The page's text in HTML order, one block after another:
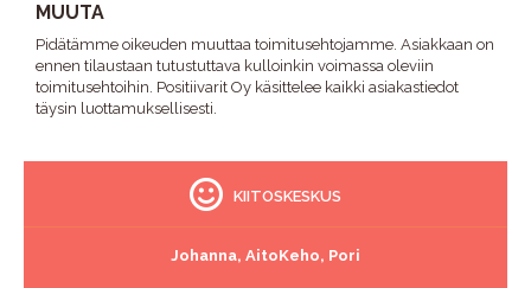
MUUTA
Pidätämme oikeuden muuttaa toimitusehtojamme. Asiakkaan on
ennen tilaustaan tutustuttava kulloinkin voimassa oleviin
toimitusehtoihin. Positiivarit Oy käsittelee kaikki asiakastiedot
täysin luottamuksellisesti.
KIITOSKESKUS
Johanna, AitoKeho, Pori